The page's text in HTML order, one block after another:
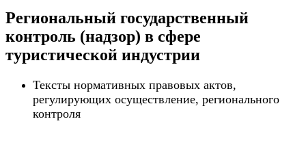
Региональный государственный
контроль (надзор) в сфере
туристической индустрии
Тексты нормативных правовых актов,
регулирующих осуществление, регионального
контроля